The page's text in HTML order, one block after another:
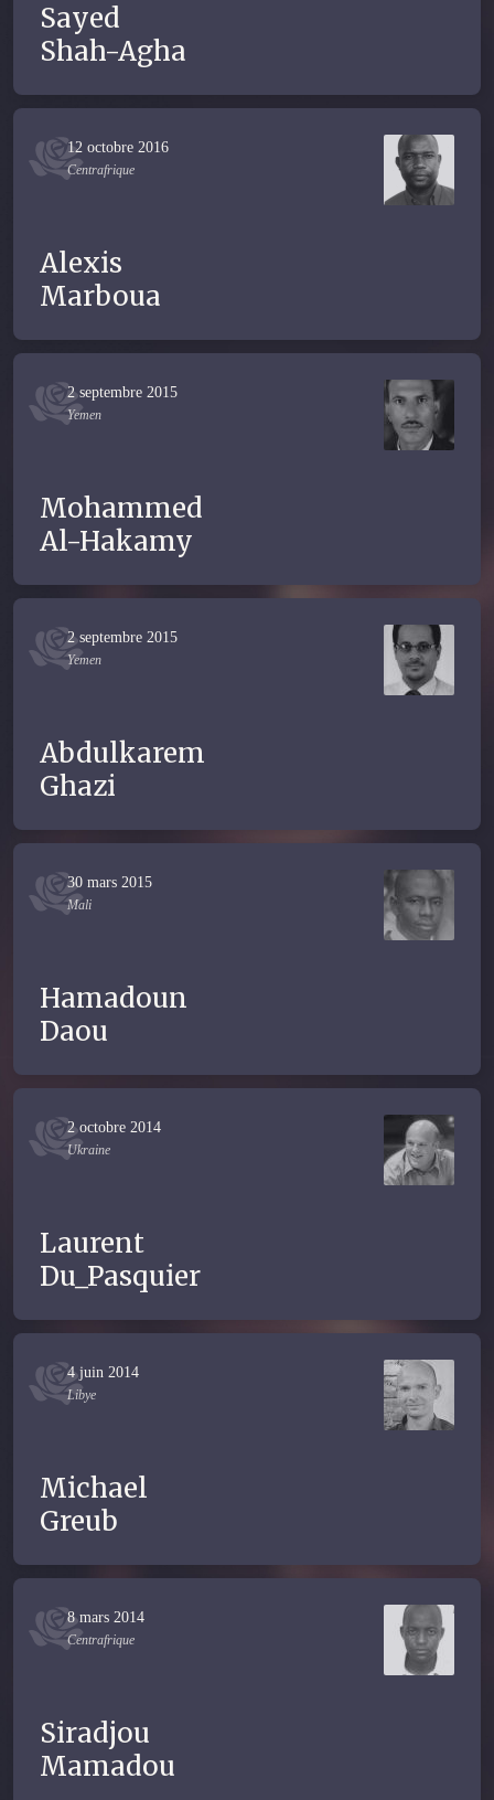
Sayed
Shah-Agha
12 octobre 2016
Centrafrique
Alexis
Marboua
2 septembre 2015
Yemen
Mohammed
Al-Hakamy
2 septembre 2015
Yemen
Abdulkarem
Ghazi
30 mars 2015
Mali
Hamadoun
Daou
2 octobre 2014
Ukraine
Laurent
Du_Pasquier
4 juin 2014
Libye
Michael
Greub
8 mars 2014
Centrafrique
Siradjou
Mamadou